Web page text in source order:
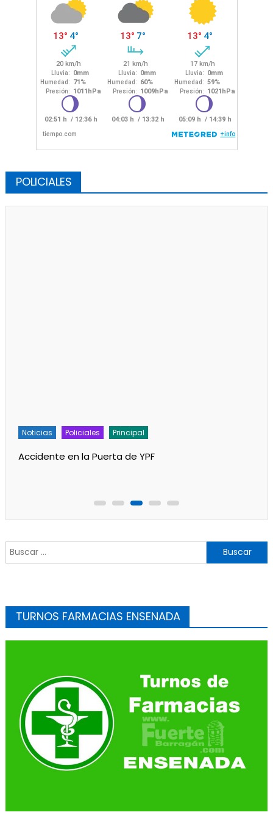
POLICIALES
Noticias Policiales Principal
Accidente en la Puerta de YPF
Buscar:
TURNOS FARMACIAS ENSENADA